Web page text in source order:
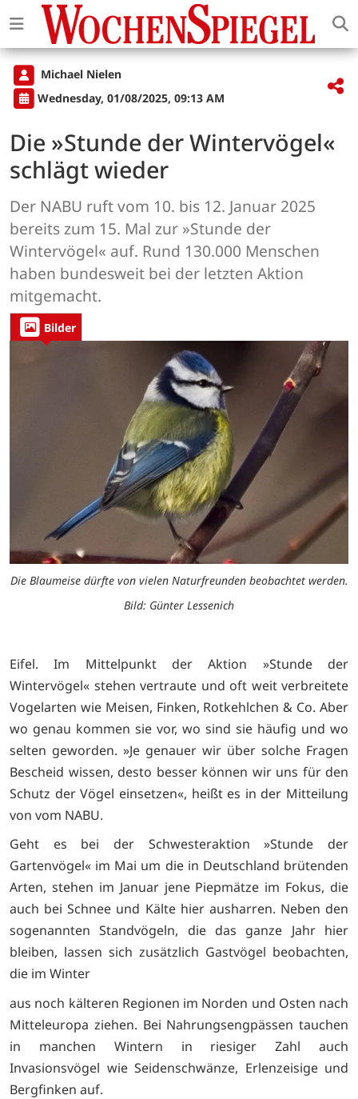
Michael Nielen
Wednesday, 01/08/2025, 09:13 AM
Die »Stunde der Wintervögel«
schlägt wieder
Der NABU ruft vom 10. bis 12. Januar 2025
bereits zum 15. Mal zur »Stunde der
Wintervögel« auf. Rund 130.000 Menschen
haben bundesweit bei der letzten Aktion
mitgemacht.
Bilder
Die Blaumeise dürfte von vielen Naturfreunden beobachtet werden.
Bild: Günter Lessenich
Eifel. Im Mittelpunkt der Aktion »Stunde der
Wintervögel« stehen vertraute und oft weit verbreitete
Vogelarten wie Meisen, Finken, Rotkehlchen & Co. Aber
wo genau kommen sie vor, wo sind sie häufig und wo
selten geworden. »Je genauer wir über solche Fragen
Bescheid wissen, desto besser können wir uns für den
Schutz der Vögel einsetzen«, heißt es in der Mitteilung
von vom NABU.
Geht es bei der Schwesteraktion »Stunde der
Gartenvögel« im Mai um die in Deutschland brütenden
Arten, stehen im Januar jene Piepmätze im Fokus, die
auch bei Schnee und Kälte hier ausharren. Neben den
sogenannten Standvögeln, die das ganze Jahr hier
bleiben, lassen sich zusätzlich Gastvögel beobachten,
die im Winter
aus noch kälteren Regionen im Norden und Osten nach
Mitteleuropa ziehen. Bei Nahrungsengpässen tauchen
in manchen Wintern in riesiger Zahl auch
Invasionsvögel wie Seidenschwänze, Erlenzeisige und
Bergfinken auf.